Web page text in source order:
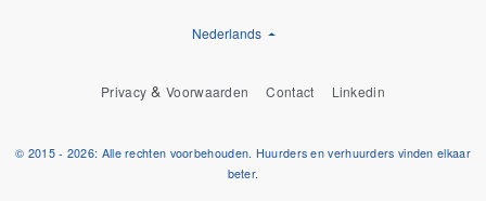
Nederlands
Privacy &Voorwaarden Contact Linkedin
© 2015 - 2026: Alle rechten voorbehouden. Huurders en verhuurders vinden elkaar
beter.